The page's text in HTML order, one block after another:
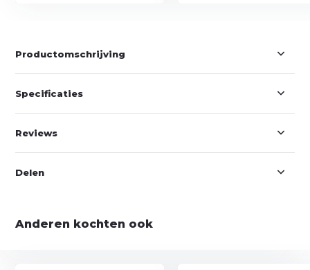
Productomschrijving
Specificaties
Reviews
Delen
Anderen kochten ook